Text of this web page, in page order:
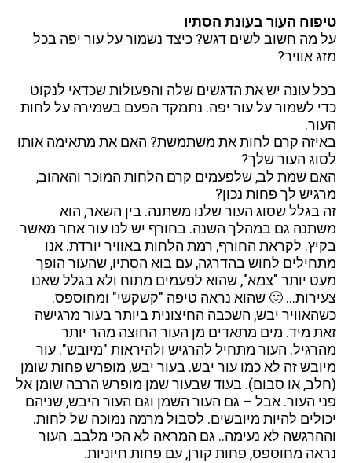
טיפוח העור בעונת הסתיו
על מה חשוב לשים דגש? כיצד נשמור על עור יפה בכל
מזג אוויר?
בכל עונה יש את הדגשים שלה והפעולות שכדאי לנקוט
כדי לשמור על עור יפה. נתמקד הפעם בשמירה על לחות
העור.
באיזה קרם לחות את משתמשת? האם את מתאימה אותו
לסוג העור שלך?
האם שמת לב, שלפעמים קרם הלחות המוכר והאהוב,
מרגיש לך פחות נכון?
זה בגלל שסוג העור שלנו משתנה. בין השאר, הוא
משתנה גם במהלך השנה. בחורף יש לנו עור אחר מאשר
בקיץ. לקראת החורף, רמת הלחות באוויר יורדת. אנו
מתחילים לחוש בהדרגה, עם בוא הסתיו, שהעור הופך
מעט יותר "צמא", שהוא לפעמים מתוח ולא בגלל שאנו
צעירות… 🙂 שהוא נראה טיפה "קשקשי" ומחוספס.
כשהאוויר יבש, השכבה החיצונית ביותר בעור מרגישה
זאת מיד. מים מתאדים מן העור החוצה מהר יותר
מהרגיל. העור מתחיל להרגיש ולהיראות "מיובש". עור
מיובש זה לא כמו עור יבש. בעור יבש, מופרש פחות שומן
(חלב, או סבום). בעוד שבעור שמן מופרש הרבה שומן אל
פני העור. אבל – גם העור השמן וגם העור היבש, שניהם
יכולים להיות מיובשים. לסבול מרמה נמוכה של לחות.
וההרגשה לא נעימה.. גם המראה לא הכי מלבב. העור
נראה מחוספס, פחות קורן, עם פחות חיוניות.